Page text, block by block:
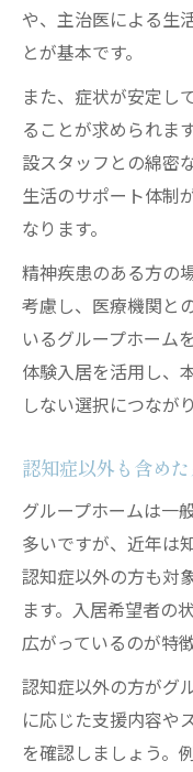
認知症以
る条件
精神障害
グループ
入居条件
選択肢
や、主治医による生
とが基本です。
また、症状が安定し
ることが求められま
設スタッフとの綿密
生活のサポート体制
なります。
精神疾患のある方の
考慮し、医療機関と
いるグループホーム
体験入居を活用し、
しない選択につなが
認知症以外も含め
グループホームは一
多いですが、近年は
認知症以外の方も対
ます。入居希望者の
広がっているのが特徴
認知症以外の方がグ
に応じた支援内容や
を確認しましょう。